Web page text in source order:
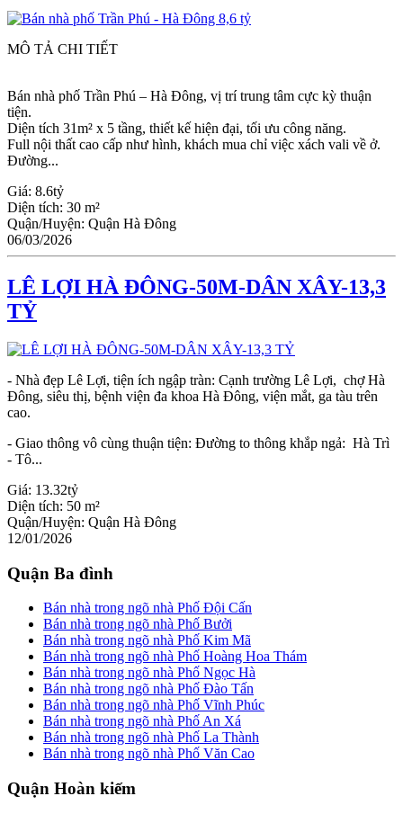
MÔ TẢ CHI TIẾT
Bán nhà phố Trần Phú – Hà Đông, vị trí trung tâm cực kỳ thuận
tiện.
Diện tích 31m² x 5 tầng, thiết kế hiện đại, tối ưu công năng.
Full nội thất cao cấp như hình, khách mua chỉ việc xách vali về ở.
Đường...
Giá: 8.6tỷ
Diện tích: 30 m²
Quận/Huyện: Quận Hà Đông
06/03/2026
LÊ LỢI HÀ ĐÔNG-50M-DÂN XÂY-13,3
TỶ
- Nhà đẹp Lê Lợi, tiện ích ngập tràn: Cạnh trường Lê Lợi, chợ Hà
Đông, siêu thị, bệnh viện đa khoa Hà Đông, viện mắt, ga tàu trên
cao.
- Giao thông vô cùng thuận tiện: Đường to thông khắp ngả: Hà Trì
- Tô...
Giá: 13.32tỷ
Diện tích: 50 m²
Quận/Huyện: Quận Hà Đông
12/01/2026
Quận Ba đình
Bán nhà trong ngõ nhà Phố Đội Cấn
Bán nhà trong ngõ nhà Phố Bưởi
Bán nhà trong ngõ nhà Phố Kim Mã
Bán nhà trong ngõ nhà Phố Hoàng Hoa Thám
Bán nhà trong ngõ nhà Phố Ngọc Hà
Bán nhà trong ngõ nhà Phố Đào Tấn
Bán nhà trong ngõ nhà Phố Vĩnh Phúc
Bán nhà trong ngõ nhà Phố An Xá
Bán nhà trong ngõ nhà Phố La Thành
Bán nhà trong ngõ nhà Phố Văn Cao
Quận Hoàn kiếm